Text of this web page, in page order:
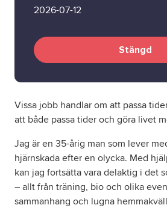
Ordlista
FAQ
GDPR
2026-07-12
Stängd
Vissa jobb handlar om att passa
att både passa tider och göra livet
Jag är en 35-årig man som lever
hjärnskada efter en olycka. Med
kan jag fortsätta vara delaktig i det
– allt från träning, bio och olika
sammanhang och lugna